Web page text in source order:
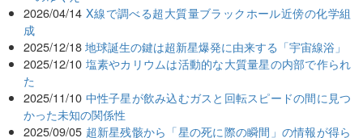
2026/04/14 X線で調べる超大質量ブラックホール近傍の化学組
成
2025/12/18 地球誕生の鍵は超新星爆発に由来する「宇宙線浴」
2025/12/10 塩素やカリウムは活動的な大質量星の内部で作られ
た
2025/11/10 中性子星が飲み込むガスと回転スピードの間に見つ
かった未知の関係性
2025/09/05 超新星残骸から「星の死に際の瞬間」の情報が得ら